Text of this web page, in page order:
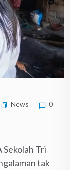
News 0
Sekolah Tri
tak